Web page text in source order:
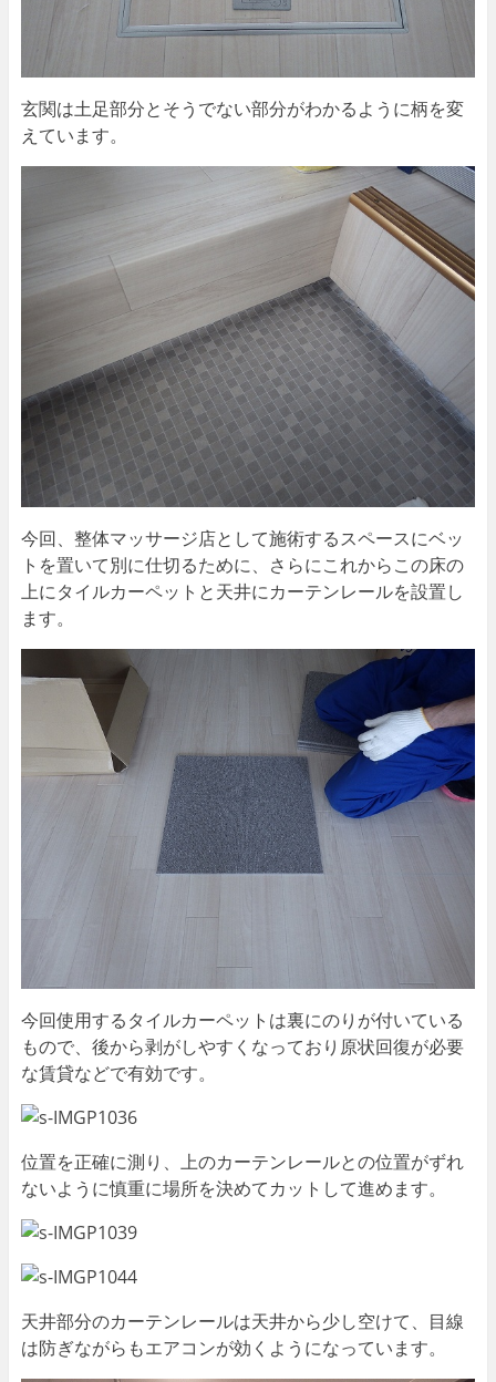
玄関は土足部分とそうでない部分がわかるように柄を変
えています。
今回、整体マッサージ店として施術するスペースにベッ
トを置いて別に仕切るために、さらにこれからこの床の
上にタイルカーペットと天井にカーテンレールを設置し
ます。
今回使用するタイルカーペットは裏にのりが付いている
もので、後から剥がしやすくなっており原状回復が必要
な賃貸などで有効です。
位置を正確に測り、上のカーテンレールとの位置がずれ
ないように慎重に場所を決めてカットして進めます。
天井部分のカーテンレールは天井から少し空けて、目線
は防ぎながらもエアコンが効くようになっています。